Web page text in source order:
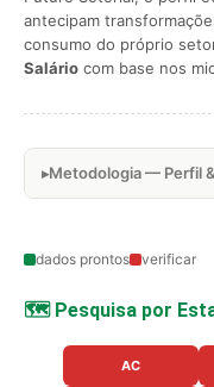
antecipam
consumo do próprio
Salário com base nos
Metodologia — Perfil
dados prontos verificar
🗺️ Pesquisa por
AC